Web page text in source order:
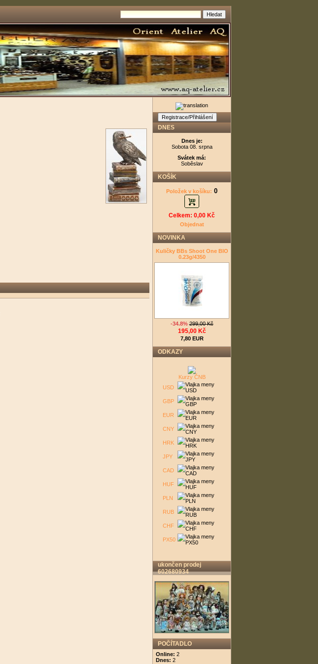
Registrace/Přihlášení
DNES
Dnes je:
Sobota 08. srpna
Svátek má:
Soběslav
KOŠÍK
Položek v košíku: 0
Celkem: 0,00 Kč
Objednat
NOVINKA
Kuličky BBs Shoot One BIO
0.23g/4350
-34.8%299,00 Kč
195,00 Kč
7,80 EUR
ODKAZY
Kurzy ČNB
USD
GBP
EUR
CNY
HRK
JPY
CAD
HUF
PLN
RUB
CHF
PX50
ukončen prodej
602680934
POČÍTADLO
Online: 2
Dnes: 2